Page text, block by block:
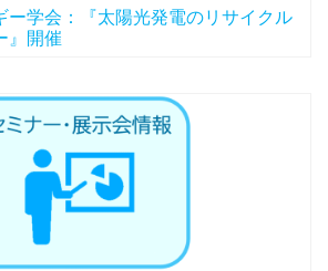
ー学会：『太陽光発電のリサイクル
』開催